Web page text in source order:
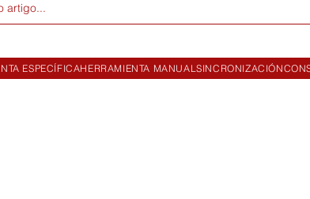
artigo...
ESPECÍFICAHERRAMIENTA MANUALSINCRONIZACIÓN